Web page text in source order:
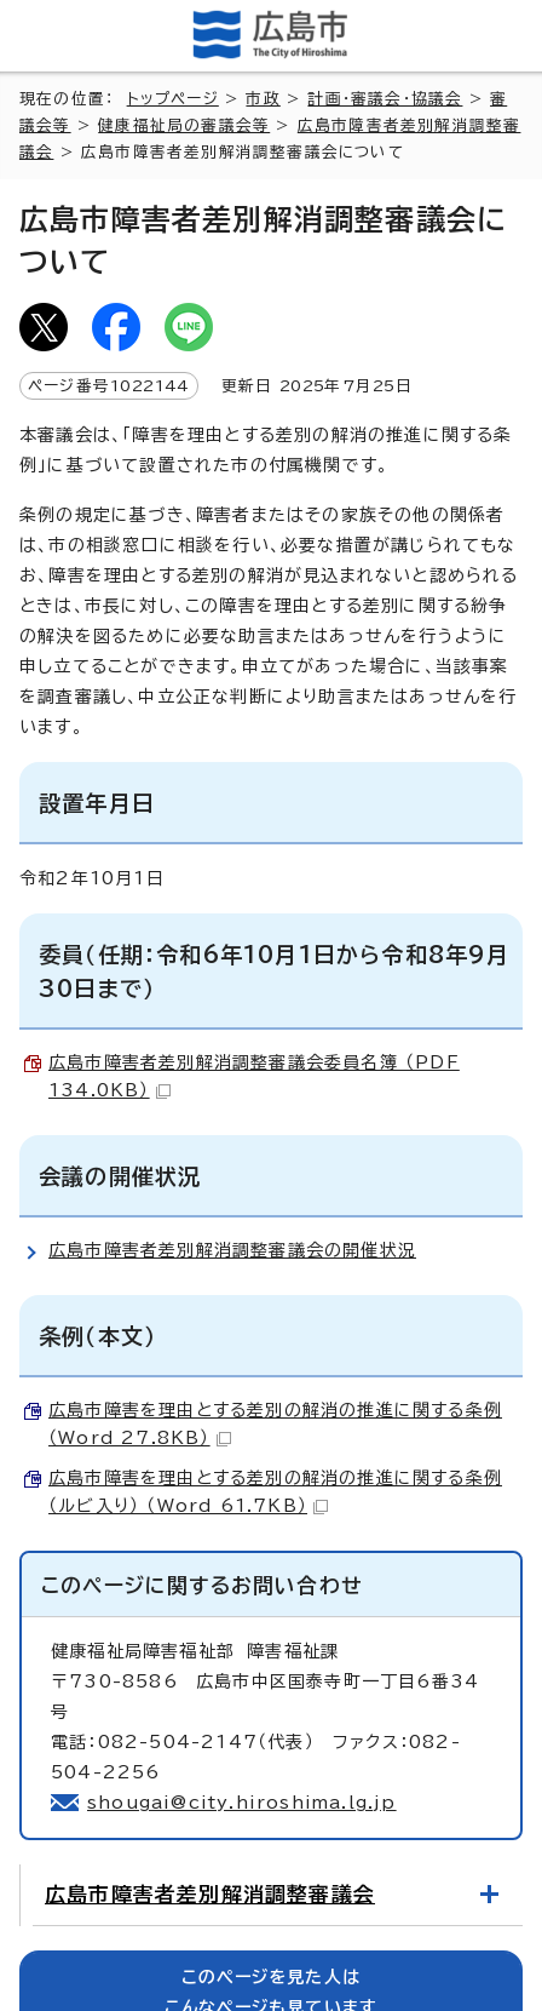
現在の位置： トップページ >市政 >計画・審議会・協議会 >審
議会等
>健康福祉局の審議会等 > 広島市障害者差別解消調整審
議会
> 広島市障害者差別解消調整審議会について
広島市障害者差別解消調整審議会に
ついて
ページ番号 1022144 更新日 2025年7月 25 日
本審議会は、「障害を理由とする差別の解消の推進に関する条
例」に基づいて設置された市の付属機関です。
条例の規定に基づき、障害者またはその家族その他の関係者
は、市の相談窓口に相談を行い、必要な措置が講じられてもな
お、障害を理由とする差別の解消が見込まれないと認められる
ときは、市長に対し、この障害を理由とする差別に関する紛争
の解決を図るために必要な助言またはあっせんを行うように
申し立てることができます。申立てがあった場合に、当該事案
を調査審議し、中立公正な判断により助言またはあっせんを行
います。
設置年月日
令和2年10月1日
委員（任期：令和6年10月1日から令和8年9月
30日まで）
広島市障害者差別解消調整審議会委員名簿 （PDF
134.0KB）
会議の開催状況
広島市障害者差別解消調整審議会の開催状況
条例（本文）
広島市障害を理由とする差別の解消の推進に関する条例
（Word 27.8KB）
広島市障害を理由とする差別の解消の推進に関する条例
（ルビ入り） （Word 61.7KB）
このページに関するお問い合わせ
健康福祉局障害福祉部
障害福祉課
〒730-8586 広島市中区国泰寺町一丁目6番34
号
電話：082-504-2147（代表） ファクス：082-
504-2256
shougai@city.hiroshima.lg.jp
広島市障害者差別解消調整審議会
このページを見た人は
こんなページも見ています